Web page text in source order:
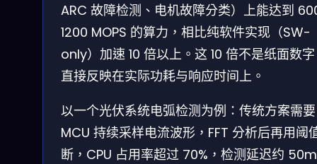
ARC 故障检测、电机故障分类）上能达到
1200 MOPS 的算力，相比纯软件实现（SW-
only）加速 10 倍以上。这 10 倍不是纸面数
直接反映在实际功耗与响应时间上。
以一个光伏系统电弧检测为例：传统方案需要
MCU 持续采样电流波形，FFT 分析后再用阈
断，CPU 占用率超过 70%，检测延迟约